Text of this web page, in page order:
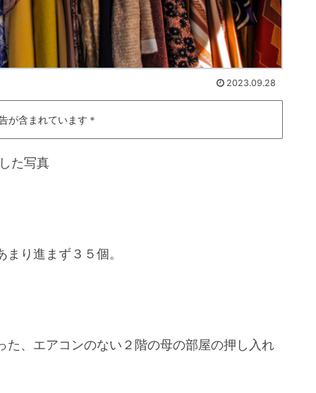
2023.09.28
が含まれています＊
た写真
り進まず３５個。
、エアコンのない２階の母の部屋の押し入れ